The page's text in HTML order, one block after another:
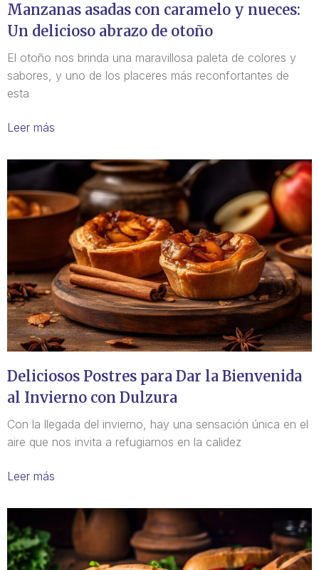
Manzanas asadas con caramelo y nueces:
Un delicioso abrazo de otoño
El otoño nos brinda una maravillosa paleta de colores y
sabores, y uno de los placeres más reconfortantes de
esta
Leer más
Deliciosos Postres para Dar la Bienvenida
al Invierno con Dulzura
Con la llegada del invierno, hay una sensación única en el
aire que nos invita a refugiarnos en la calidez
Leer más